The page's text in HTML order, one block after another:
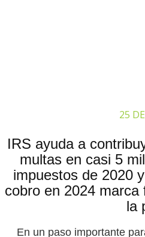
25
IRS ayuda a
multas en casi 5
impuestos de 2020
cobro en 2024 marca
la
En un paso importante